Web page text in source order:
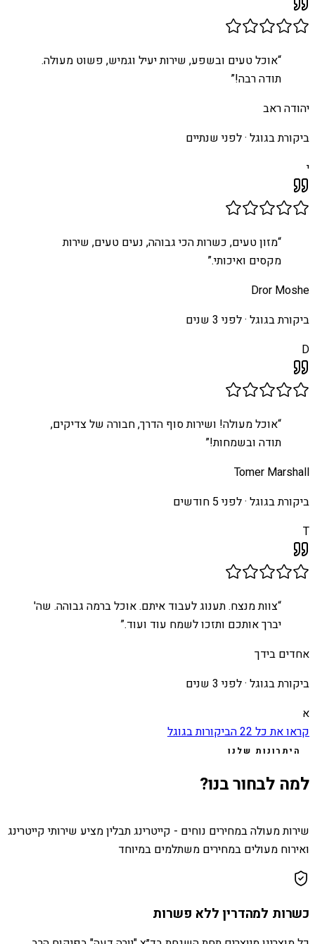
“אוכל טעים ובשפע, שירות יעיל וגמיש, פשוט מעולה.
תודה רבה!”
יהודה ראב
ביקורת בגוגל ·לפני שנתיים
י
“מזון טעים, כשרות הכי גבוהה, נעים טעים, שירות
מקסים ואיכותי.”
Dror Moshe
ביקורת בגוגל ·לפני 3 שנים
D
“אוכל מעולה! ושירות סוף הדרך, חבורה של צדיקים,
תודה ובשמחות!”
Tomer Marshall
ביקורת בגוגל ·לפני 5 חודשים
T
“צוות מנצח. תענוג לעבוד איתם. אוכל ברמה גבוהה. שה'
יברך אותכם ותזכו לשמח עוד ועוד.”
אחדים בידך
ביקורת בגוגל ·לפני 3 שנים
א
קראו את כל22הביקורות בגוגל
היתרונות שלנו
למה לבחור בנו?
שירות מעולה במחירים נוחים - קייטרינג תבלין מציע שירותי קייטרינג
ואירוח מעולים במחירים משתלמים במיוחד
כשרות למהדרין ללא פשרות